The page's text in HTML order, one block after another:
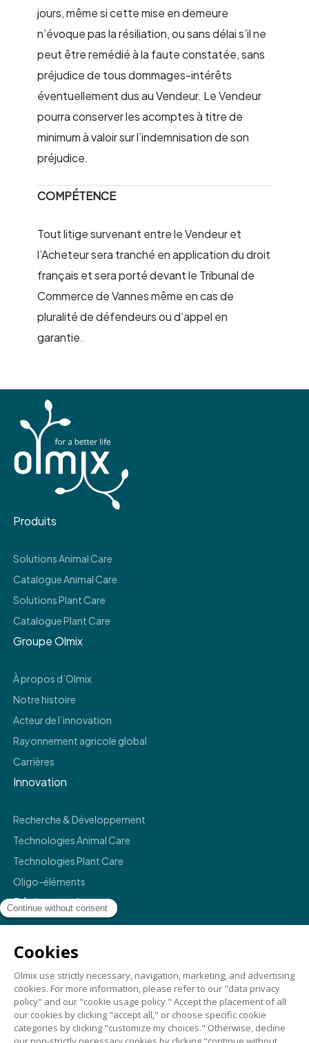
jours, même si cette mise en demeure
n’évoque pas la résiliation, ou sans délai s’il ne
peut être remédié à la faute constatée, sans
préjudice de tous dommages-intérêts
éventuellement dus au Vendeur. Le Vendeur
pourra conserver les acomptes à titre de
minimum à valoir sur l’indemnisation de son
préjudice.
COMPÉTENCE
Tout litige survenant entre le Vendeur et
l’Acheteur sera tranché en application du droit
français et sera porté devant le Tribunal de
Commerce de Vannes même en cas de
pluralité de défendeurs ou d’appel en
garantie.
Produits
Solutions Animal Care
Catalogue Animal Care
Solutions Plant Care
Catalogue Plant Care
Groupe Olmix
À propos d’Olmix
Notre histoire
Acteur de l’innovation
Rayonnement agricole global
Carrières
Innovation
Recherche & Développement
Technologies Animal Care
Technologies Plant Care
Oligo-éléments
Réglementaire
Politique de confidentialité
Termes et conditions
Conformité
Crédits